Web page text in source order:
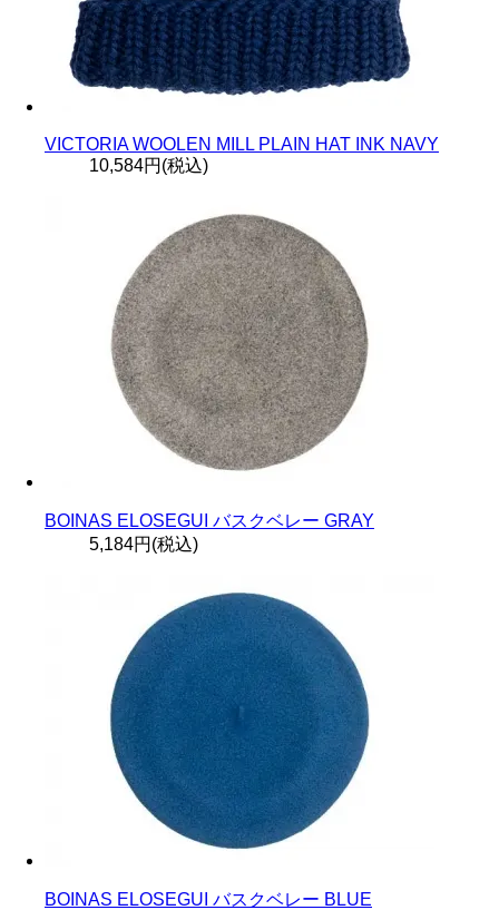
VICTORIA WOOLEN MILL PLAIN HAT INK NAVY
10,584円(税込)
BOINAS ELOSEGUI バスクベレー GRAY
5,184円(税込)
BOINAS ELOSEGUI バスクベレー BLUE